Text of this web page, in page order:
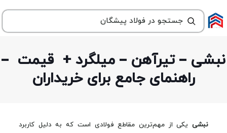
نبشی – تیرآهن – میلگرد + قیمت –
راهنمای جامع برای خریداران
نبشییکی از مهم‌ترین مقاطع فولادی است که به دلیل کاربرد